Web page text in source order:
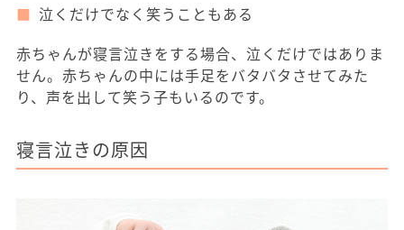
泣くだけでなく笑うこともある
赤ちゃんが寝言泣きをする場合、泣くだけではありま
せん。赤ちゃんの中には手足をバタバタさせてみた
り、声を出して笑う子もいるのです。
寝言泣きの原因